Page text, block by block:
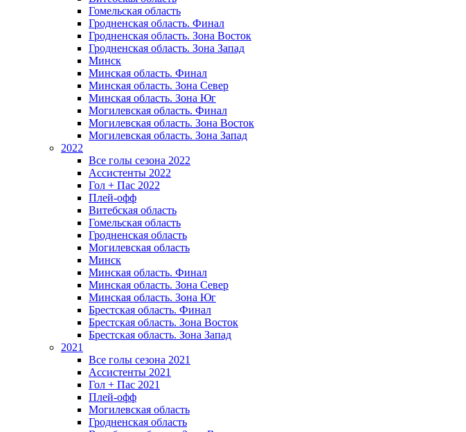
Гомельская область
Гродненская область. Финал
Гродненская область. Зона Восток
Гродненская область. Зона Запад
Минск
Минская область. Финал
Минская область. Зона Север
Минская область. Зона Юг
Могилевская область. Финал
Могилевская область. Зона Восток
Могилевская область. Зона Запад
2022
Все голы сезона 2022
Ассистенты 2022
Гол + Пас 2022
Плей-офф
Витебская область
Гомельская область
Гродненская область
Могилевская область
Минск
Mинская область. Финал
Минская область. Зона Север
Минская область. Зона Юг
Брестская область. Финал
Брестская область. Зона Восток
Брестская область. Зона Запад
2021
Все голы сезона 2021
Ассистенты 2021
Гол + Пас 2021
Плей-офф
Могилевская область
Гродненская область